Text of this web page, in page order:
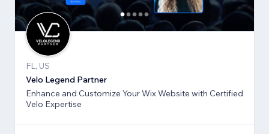
FL, US
Velo Legend Partner
Enhance and Customize Your Wix Website with Certified
Velo Expertise